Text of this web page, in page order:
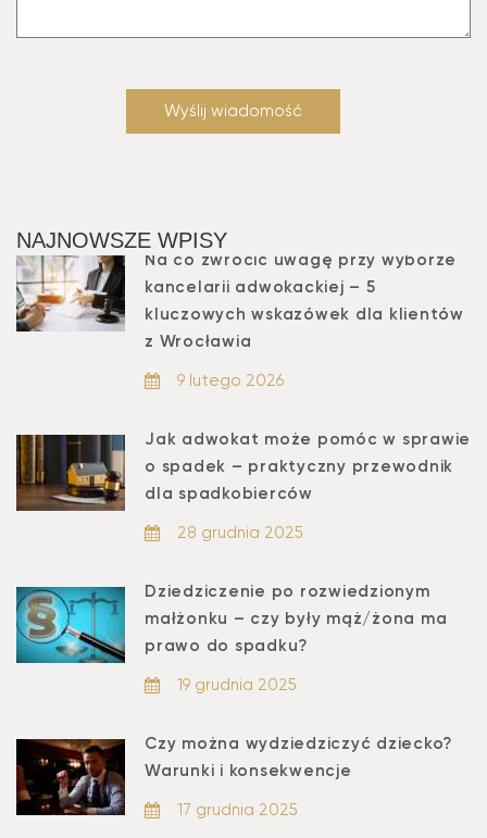
NAJNOWSZE WPISY
Na co zwrócić uwagę przy wyborze
kancelarii adwokackiej – 5
kluczowych wskazówek dla klientów
z Wrocławia
9 lutego 2026
Jak adwokat może pomóc w sprawie
o spadek – praktyczny przewodnik
dla spadkobierców
28 grudnia 2025
Dziedziczenie po rozwiedzionym
małżonku – czy były mąż/żona ma
prawo do spadku?
19 grudnia 2025
Czy można wydziedziczyć dziecko?
Warunki i konsekwencje
17 grudnia 2025